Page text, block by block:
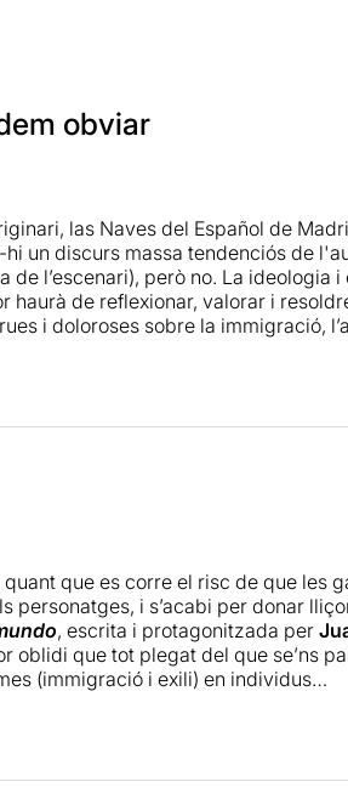
obviar
las Naves del Español de
un discurs massa tendenciós de
de l’escenari), però no. La ideologia i
haurà de reflexionar, valorar i
i doloroses sobre la immigració,
directe als ulls, que t’atrapa i de qui
ha creat una escenografia simple i
que es corre el risc de que les
personatges, i s’acabi per donar
, escrita i protagonitzada per
oblidi que tot plegat del que se’ns
(immigració i exili) en individus
el mèrit descansa sobre el talent
, actor que poc a poc s’està fent un